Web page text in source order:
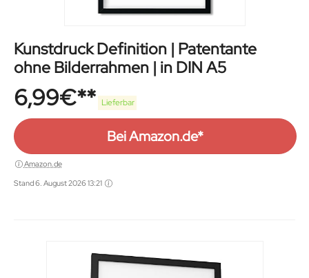
Kunstdruck Definition | Patentante
ohne Bilderrahmen | in DIN A5
6,99€ Lieferbar
Bei Amazon.de*
Amazon.de
Stand 6. August 2026 13:21